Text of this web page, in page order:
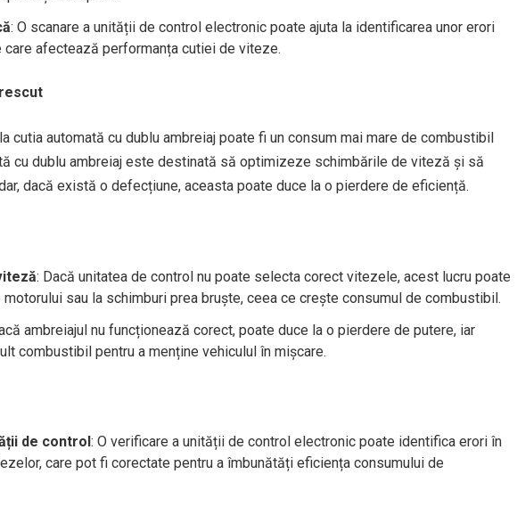
: O scanare a unității de control electronic poate ajuta la identificarea unor erori
afectează performanța cutiei de viteze.
cutia automată cu dublu ambreiaj poate fi un consum mai mare de combustibil
cu dublu ambreiaj este destinată să optimizeze schimbările de viteză și să
dacă există o defecțiune, aceasta poate duce la o pierdere de eficiență.
: Dacă unitatea de control nu poate selecta corect vitezele, acest lucru poate
sau la schimburi prea bruște, ceea ce crește consumul de combustibil.
ambreiajul nu funcționează corect, poate duce la o pierdere de putere, iar
combustibil pentru a menține vehiculul în mișcare.
de control: O verificare a unității de control electronic poate identifica erori în
care pot fi corectate pentru a îmbunătăți eficiența consumului de